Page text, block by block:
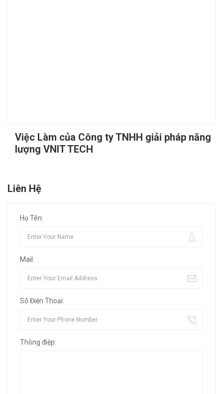
Việc Làm của Công ty TNHH giải pháp năng
lượng VNIT TECH
Liên Hệ
Họ Tên:
Mail:
Số Điện Thoại:
Thông điệp: